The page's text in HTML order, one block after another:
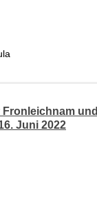
und
Juni 2022